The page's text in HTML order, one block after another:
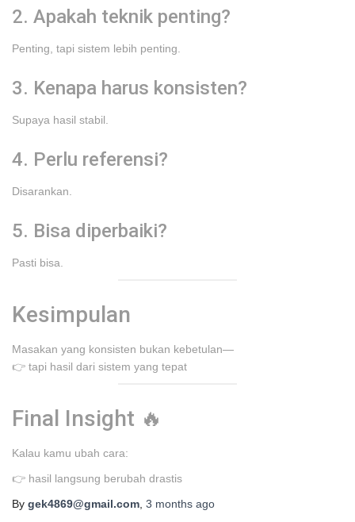
2. Apakah teknik penting?
Penting, tapi sistem lebih penting.
3. Kenapa harus konsisten?
Supaya hasil stabil.
4. Perlu referensi?
Disarankan.
5. Bisa diperbaiki?
Pasti bisa.
Kesimpulan
Masakan yang konsisten bukan kebetulan—
👉 tapi hasil dari sistem yang tepat
Final Insight 🔥
Kalau kamu ubah cara:
👉 hasil langsung berubah drastis
By gek4869@gmail.com 3 months ago